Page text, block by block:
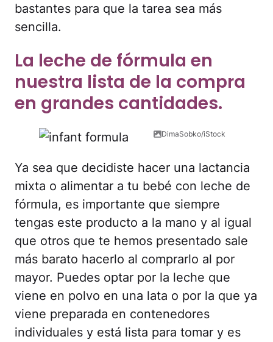
bastantes para que la tarea sea más
sencilla.
La leche de fórmula en
nuestra lista de la compra
en grandes cantidades.
DimaSobko/iStock
Ya sea que decidiste hacer una lactancia
mixta o alimentar a tu bebé con leche de
fórmula, es importante que siempre
tengas este producto a la mano y al igual
que otros que te hemos presentado sale
más barato hacerlo al comprarlo al por
mayor. Puedes optar por la leche que
viene en polvo en una lata o por la que ya
viene preparada en contenedores
individuales y está lista para tomar y es